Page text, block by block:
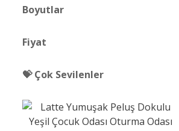
Boyutlar
Fiyat
💝 Çok Sevilenler